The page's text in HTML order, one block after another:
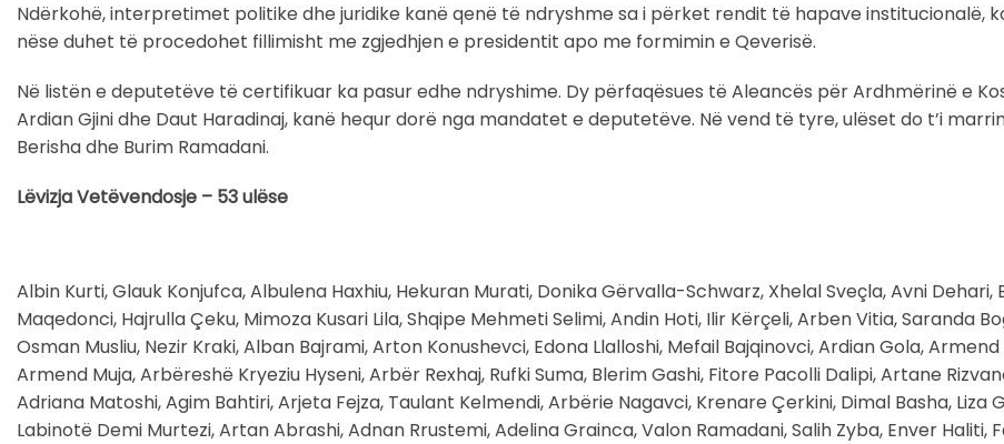
Ndërkohë, interpretimet politike dhe juridike kanë qenë të ndryshme sa i përket rendit të hapave institucionalë,
nëse duhet të procedohet fillimisht me zgjedhjen e presidentit apo me formimin e Qeverisë.
Në listën e deputetëve të certifikuar ka pasur edhe ndryshime. Dy përfaqësues të Aleancës për Ardhmërinë e
Ardian Gjini dhe Daut Haradinaj, kanë hequr dorë nga mandatet e deputetëve. Në vend të tyre, ulëset do t’i
Berisha dhe Burim Ramadani.
Lëvizja Vetëvendosje – 53 ulëse
Albin Kurti, Glauk Konjufca, Albulena Haxhiu, Hekuran Murati, Donika Gërvalla-Schwarz, Xhelal Sveçla, Avni Dehari,
Maqedonci, Hajrulla Çeku, Mimoza Kusari Lila, Shqipe Mehmeti Selimi, Andin Hoti, Ilir Kërçeli, Arben Vitia, Saranda
Osman Musliu, Nezir Kraki, Alban Bajrami, Arton Konushevci, Edona Llalloshi, Mefail Bajqinovci, Ardian Gola, Armend
Armend Muja, Arbëreshë Kryeziu Hyseni, Arbër Rexhaj, Rufki Suma, Blerim Gashi, Fitore Pacolli Dalipi, Artane
Adriana Matoshi, Agim Bahtiri, Arjeta Fejza, Taulant Kelmendi, Arbërie Nagavci, Krenare Çerkini, Dimal Basha, Liza
Labinotë Demi Murtezi, Artan Abrashi, Adnan Rrustemi, Adelina Grainca, Valon Ramadani, Salih Zyba, Enver Haliti,